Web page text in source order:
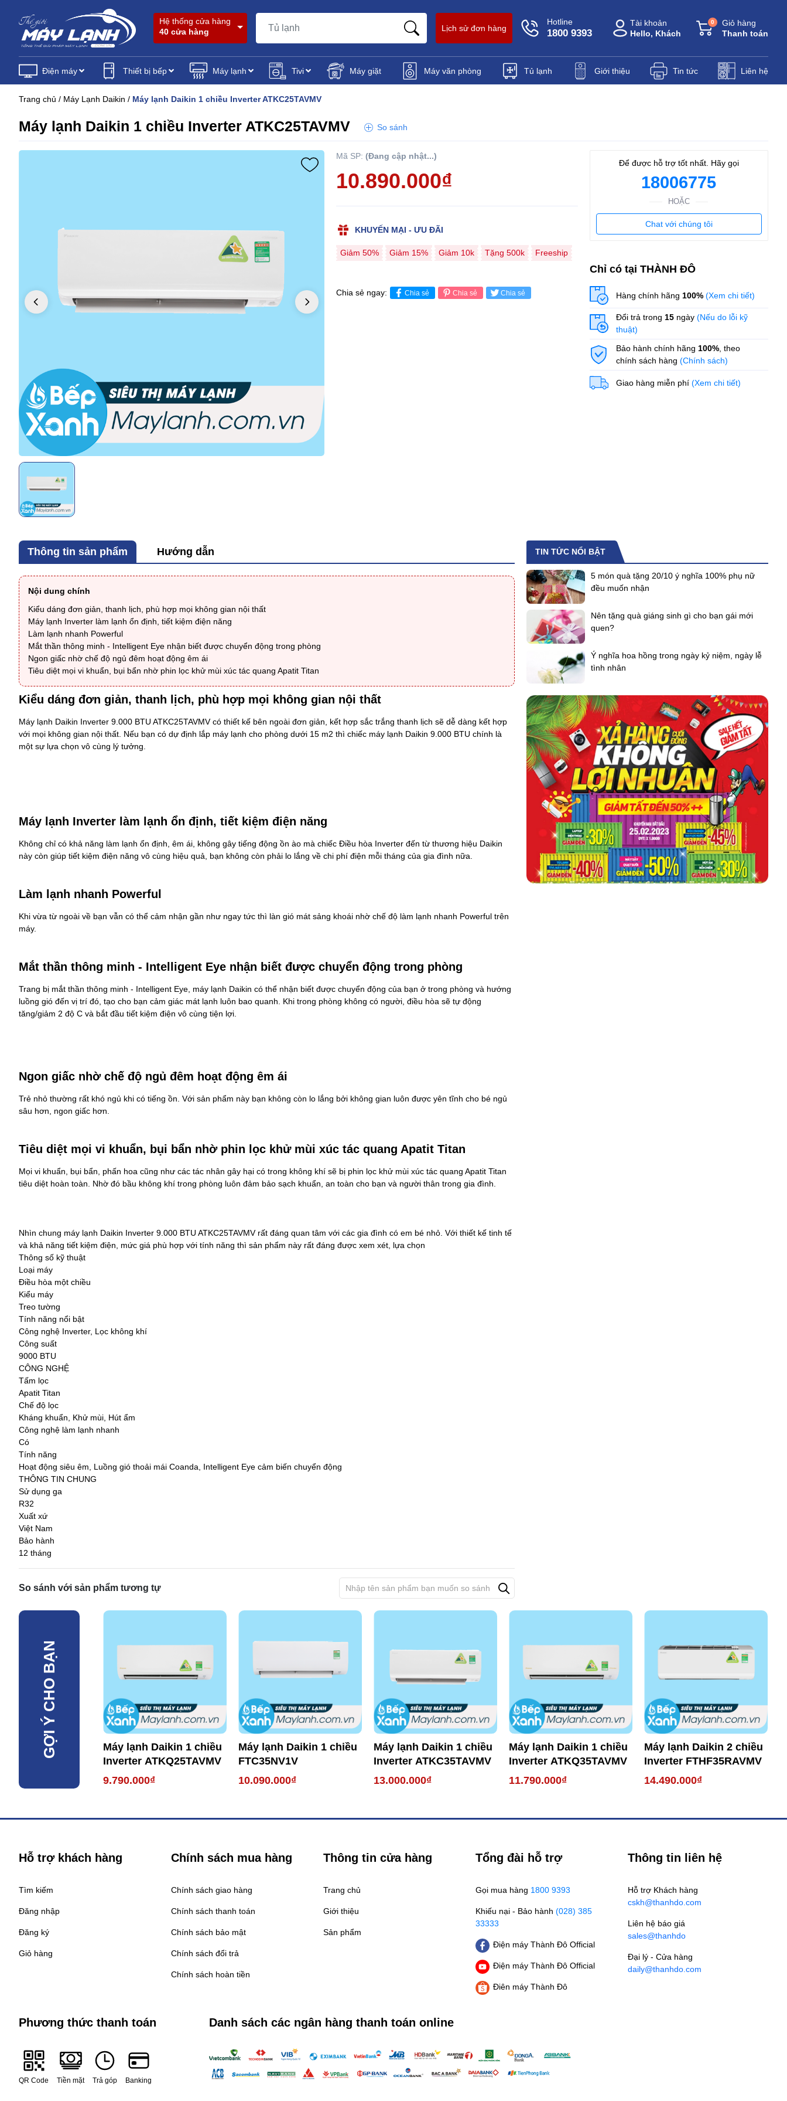
Hệ thống cửa hàng
40 cửa hàng
Lịch sử đơn hàng
Hotline
1800 9393
Tài khoản
Hello, Khách
Giỏ hàng
Thanh toán
0
Điện máy Thiết bị bếp Máy lạnh Tivi Máy giặt Máy văn phòng Tủ lạnh Giới thiệu Tin tức Liên hệ
Trang chủ / Máy Lạnh Daikin / Máy lạnh Daikin 1 chiều Inverter ATKC25TAVMV
Máy lạnh Daikin 1 chiều Inverter ATKC25TAVMV So sánh
Mã SP: (Đang cập nhật...)
10.890.000₫
KHUYẾN MẠI - ƯU ĐÃI
Giảm 50% Giảm 15% Giảm 10k Tặng 500k Freeship
Chia sẻ ngay: Chia sẻ Chia sẻ Chia sẻ
Để được hỗ trợ tốt nhất. Hãy gọi
18006775
HOẶC
Chat với chúng tôi
Chỉ có tại THÀNH ĐÔ
Hàng chính hãng 100% (Xem chi tiết)
Đổi trả trong 15ngày (Nếu do lỗi kỹ
thuật)
Bảo hành chính hãng 100%, theo
chính sách hàng (Chính sách)
Giao hàng miễn phí (Xem chi tiết)
Thông tin sản phẩm Hướng dẫn
Nội dung chính
Kiểu dáng đơn giản, thanh lịch, phù hợp mọi không gian nội thất
Máy lạnh Inverter làm lạnh ổn định, tiết kiệm điện năng
Làm lạnh nhanh Powerful
Mắt thần thông minh - Intelligent Eye nhận biết được chuyển động trong phòng
Ngon giấc nhờ chế độ ngủ đêm hoạt động êm ái
Tiêu diệt mọi vi khuẩn, bụi bẩn nhờ phin lọc khử mùi xúc tác quang Apatit Titan
Kiểu dáng đơn giản, thanh lịch, phù hợp mọi không gian nội thất
Máy lạnh Daikin Inverter 9.000 BTU ATKC25TAVMVcó thiết kế bên ngoài đơn giản, kết hợp sắc trắng thanh lịch sẽ dễ dàng kết hợp
với mọi không gian nội thất. Nếu bạn có dự định lắp máy lạnh cho phòng dưới 15 m2 thì chiếc máy lạnh Daikin 9.000 BTU chính là
một sự lựa chọn vô cùng lý tưởng.
Máy lạnh Inverter làm lạnh ổn định, tiết kiệm điện năng
Không chỉ có khả năng làm lạnh ổn định, êm ái, không gây tiếng động ồn ào mà chiếc Điều hòa Inverter đến từ thương hiệu Daikin
này còn giúp tiết kiệm điện năng vô cùng hiệu quả, bạn không còn phải lo lắng về chi phí điện mỗi tháng của gia đình nữa.
Làm lạnh nhanh Powerful
Khi vừa từ ngoài về bạn vẫn có thể cảm nhận gần như ngay tức thì làn gió mát sảng khoái nhờ chế độ làm lạnh nhanh Powerful trên
máy.
Mắt thần thông minh - Intelligent Eye nhận biết được chuyển động trong phòng
Trang bị mắt thần thông minh - Intelligent Eye, máy lạnh Daikin có thể nhận biết được chuyển động của bạn ở trong phòng và hướng
luồng gió đến vị trí đó, tạo cho bạn cảm giác mát lạnh luôn bao quanh. Khi trong phòng không có người, điều hòa sẽ tự động
tăng/giảm 2 độ C và bắt đầu tiết kiệm điện vô cùng tiện lợi.
Ngon giấc nhờ chế độ ngủ đêm hoạt động êm ái
Trẻ nhỏ thường rất khó ngủ khi có tiếng ồn. Với sản phẩm này bạn không còn lo lắng bởi không gian luôn được yên tĩnh cho bé ngủ
sâu hơn, ngon giấc hơn.
Tiêu diệt mọi vi khuẩn, bụi bẩn nhờ phin lọc khử mùi xúc tác quang Apatit Titan
Mọi vi khuẩn, bụi bẩn, phấn hoa cũng như các tác nhân gây hại có trong không khí sẽ bị phin lọc khử mùi xúc tác quang Apatit Titan
tiêu diệt hoàn toàn. Nhờ đó bầu không khí trong phòng luôn đảm bảo sạch khuẩn, an toàn cho bạn và người thân trong gia đình.
Nhìn chung máy lạnh Daikin Inverter 9.000 BTU ATKC25TAVMV rất đáng quan tâm với các gia đình có em bé nhỏ. Với thiết kế tinh tế
và khả năng tiết kiệm điện, mức giá phù hợp với tính năng thì sản phẩm này rất đáng được xem xét, lựa chọn
Thông số kỹ thuật
Loại máy
Điều hòa một chiều
Kiểu máy
Treo tường
Tính năng nổi bật
Công nghệ Inverter, Lọc không khí
Công suất
9000 BTU
CÔNG NGHỆ
Tấm lọc
Apatit Titan
Chế độ lọc
Kháng khuẩn, Khử mùi, Hút ẩm
Công nghệ làm lạnh nhanh
Có
Tính năng
Hoạt động siêu êm, Luồng gió thoải mái Coanda, Intelligent Eye cảm biến chuyển động
THÔNG TIN CHUNG
Sử dụng ga
R32
Xuất xứ
Việt Nam
Bảo hành
12 tháng
So sánh với sản phẩm tương tự
TIN TỨC NỔI BẬT
5 món quà tặng 20/10 ý nghĩa 100% phụ nữ
đều muốn nhận
Nên tặng quà giáng sinh gì cho bạn gái mới
quen?
Ý nghĩa hoa hồng trong ngày kỷ niệm, ngày lễ
tình nhân
GỢI Ý CHO BẠN
Máy lạnh Daikin 1 chiều
Inverter ATKQ25TAVMV
9.790.000₫
Máy lạnh Daikin 1 chiều
FTC35NV1V
10.090.000₫
Máy lạnh Daikin 1 chiều
Inverter ATKC35TAVMV
13.000.000₫
Máy lạnh Daikin 1 chiều
Inverter ATKQ35TAVMV
11.790.000₫
Máy lạnh Daikin 2 chiều
Inverter FTHF35RAVMV
14.490.000₫
Hỗ trợ khách hàng
Tìm kiếm
Đăng nhập
Đăng ký
Giỏ hàng
Chính sách mua hàng
Chính sách giao hàng
Chính sách thanh toán
Chính sách bảo mật
Chính sách đổi trả
Chính sách hoàn tiền
Thông tin cửa hàng
Trang chủ
Giới thiệu
Sản phẩm
Tổng đài hỗ trợ
Gọi mua hàng 1800 9393
Khiếu nại - Bảo hành (028) 385
33333
Điện máy Thành Đô Official
Điện máy Thành Đô Official
Điên máy Thành Đô
Thông tin liên hệ
Hỗ trợ Khách hàng
cskh@thanhdo.com
Liên hệ báo giá
sales@thanhdo
Đại lý - Cửa hàng
daily@thanhdo.com
Phương thức thanh toán
QR Code Tiền mặt Trả góp Banking
Danh sách các ngân hàng thanh toán online